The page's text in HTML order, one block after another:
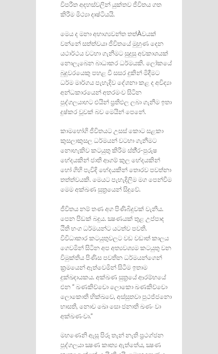
විපරීත අදහස්වලින් යුක්තව ජීවිතය ගත
කිරීම මිථ්‍යා දෘෂ්ටියයි.
මෙය ද මනා අභාග්‍යවන්ත තත්Àවයක්
වන්නේ සත්ත්වයා ජීවිතයේ මුහුණ දෙන
යථාර්ථය වටහා ගැනීමට සුදුසු අවකාශයක්
නොලැබෙන බාධාකර ධර්මයකි. ලෝකයේ
බුදුවරයෙකු පහළ වී සසර දුකින් මිදීමට
ධර්ම මාර්ගය පැහැදිව දේශනා කළ ද අවිද්‍යා
අන්‍ධකාරයෙන් අතරමංව සිටින
පුද්ගලයාහට එයින් ප‍්‍රතිඵල ලබා ගැනීම ඉතා
දුෂ්කර වූවක් බව මෙයින් පෙනේ.
කාමභෝගි ජීවිතයට උසස් කොට සළකා
කුසලාකුසල ධර්මයන් වටහා ගැනීමට
නොහැකිව කටයුතු කිරීම ස්තී‍්‍ර-පුරුෂ
භේදයකින් ජාති ආගම් කුල භේදයකින්
හෝ ගිහි පැවිදි භේදයකින් තොරව පවත්නා
තත්ත්වයකි. මෙයට පැහැදිලිම මග පෙන්වීම
මෙම අක්ඛණ සුත‍්‍රයෙන් සිදුවේ.
ජීවිතය නම් තණ අග පිණිබිදුවක් වැනිය.
පෙන පිඩක් බදුය. ක්‍ෂණයක් තුළ උප්පාද
ඨිති භංග ධර්මයන්ට යටත්ව පවති.
විවිධාකාර කටයුතුවලට වඩ වඩාත් කාලය
ගෙවමින් සිටින අප අත්‍යවශ්‍යම කටයුතු වන
විමුක්තිය පිණිස පවතින ධර්මයන්ගෙන්
ක‍්‍රමයෙන් ඈත්වෙමින් සිටීම ඉතාම
දුක්ඛදායකය. අක්ඛණ සුත‍්‍රයේ ආරම්භයේ
එන “ ඛණකිච්චො ලොකො ඛණකිච්චො
ලොකොති භික්ඛවෙ, අස්සුතවා පුථජ්ජනො
භාසති, නොච ඛො සො ජනාති ඛණං වා
අක්ඛණංවා.”
මහණෙනි ඇසූ පිරූ තැන් නැති ප‍්‍රථග්ජන
පුද්ගලයා ක්‍ෂණ කෘත්‍ය ඇත්තේය, ක්‍ෂණ